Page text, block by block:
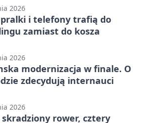
2026
i telefony trafią do
zamiast do kosza
2026
modernizacja w finale. O
zdecydują internauci
2026
skradziony rower, cztery